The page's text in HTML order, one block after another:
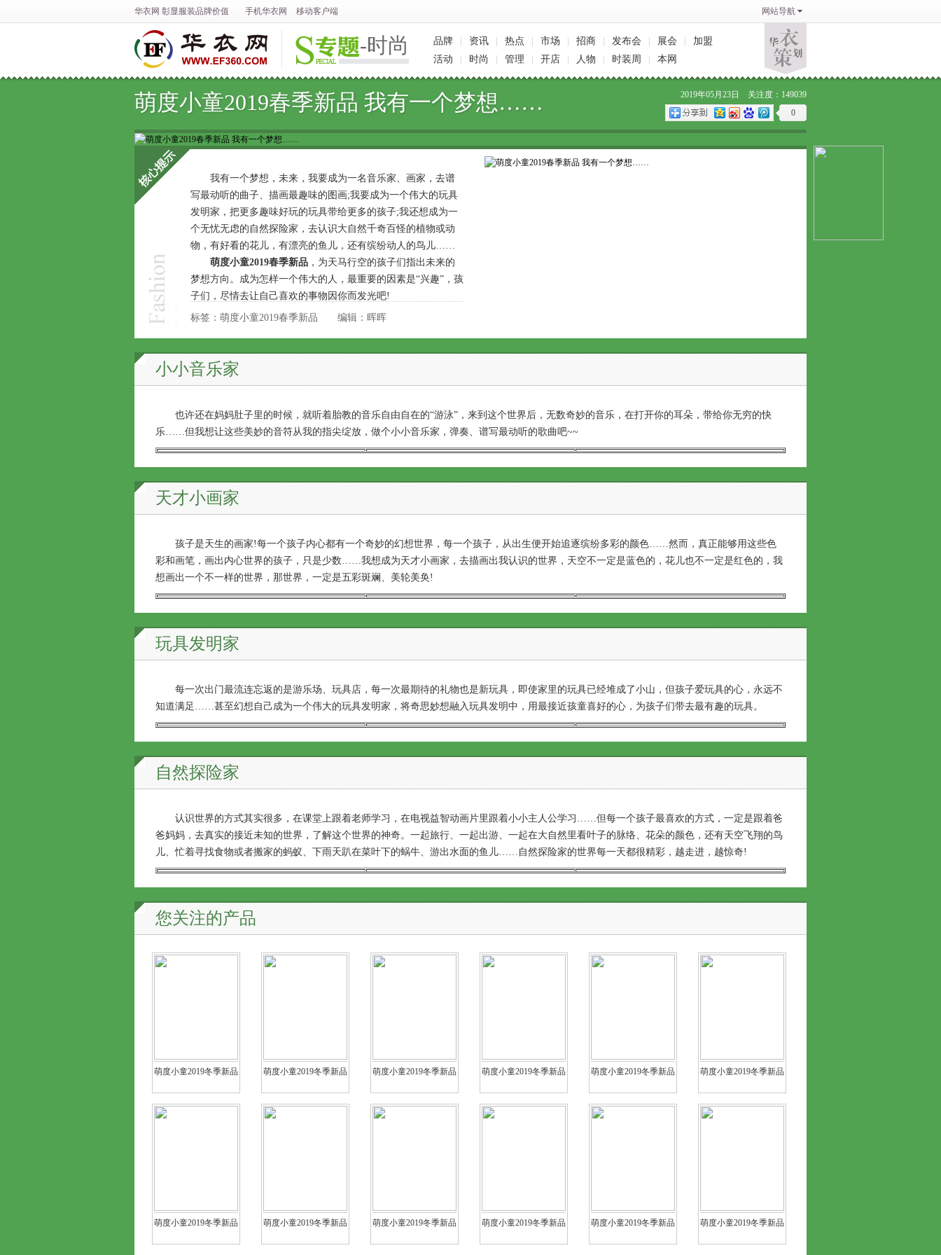
华衣网 彰显服装品牌价值 手机华衣网 移动客户端 网站导航
-时尚 品牌 资讯 热点 市场 招商 发布会 展会
加盟
活动
时尚 管理 开店 人物 时装周 本网
萌度小童2019春季新品 我有一个梦想……
2019年05月23日 关注度：149039
0
我有一个梦想，未来，我要成为一名音乐家、画家，去谱
写最动听的曲子、描画最趣味的图画;我要成为一个伟大的玩具
发明家，把更多趣味好玩的玩具带给更多的孩子;我还想成为一
个无忧无虑的自然探险家，去认识大自然千奇百怪的植物或动
物，有好看的花儿，有漂亮的鱼儿，还有缤纷动人的鸟儿……
萌度小童2019春季新品 ，为天马行空的孩子们指出未来的
梦想方向。成为怎样一个伟大的人，最重要的因素是“兴趣”，孩
子们，尽情去让自己喜欢的事物因你而发光吧!
标签：萌度小童2019春季新品 编辑：晖晖
小小音乐家
也许还在妈妈肚子里的时候，就听着胎教的音乐自由自在的“游泳”，来到这个世界后，无数奇妙的音乐，在打开你的耳朵，带给你无穷的快
乐……但我想让这些美妙的音符从我的指尖绽放，做个小小音乐家，弹奏、谱写最动听的歌曲吧~~
天才小画家
孩子是天生的画家!每一个孩子内心都有一个奇妙的幻想世界，每一个孩子，从出生便开始追逐缤纷多彩的颜色……然而，真正能够用这些色
彩和画笔，画出内心世界的孩子，只是少数……我想成为天才小画家，去描画出我认识的世界，天空不一定是蓝色的，花儿也不一定是红色的，我
想画出一个不一样的世界，那世界，一定是五彩斑斓、美轮美奂!
玩具发明家
每一次出门最流连忘返的是游乐场、玩具店，每一次最期待的礼物也是新玩具，即使家里的玩具已经堆成了小山，但孩子爱玩具的心，永远不
知道满足……甚至幻想自己成为一个伟大的玩具发明家，将奇思妙想融入玩具发明中，用最接近孩童喜好的心，为孩子们带去最有趣的玩具。
自然探险家
认识世界的方式其实很多，在课堂上跟着老师学习，在电视益智动画片里跟着小小主人公学习……但每一个孩子最喜欢的方式，一定是跟着爸
爸妈妈，去真实的接近未知的世界，了解这个世界的神奇。一起旅行、一起出游、一起在大自然里看叶子的脉络、花朵的颜色，还有天空飞翔的鸟
儿、忙着寻找食物或者搬家的蚂蚁、下雨天趴在菜叶下的蜗牛、游出水面的鱼儿……自然探险家的世界每一天都很精彩，越走进，越惊奇!
您关注的产品
萌度小童2019冬季新品 萌度小童2019冬季新品 萌度小童2019冬季新品 萌度小童2019冬季新品 萌度小童2019冬季新品 萌度小童2019冬季新品
萌度小童2019冬季新品 萌度小童2019冬季新品 萌度小童2019冬季新品 萌度小童2019冬季新品 萌度小童2019冬季新品 萌度小童2019冬季新品